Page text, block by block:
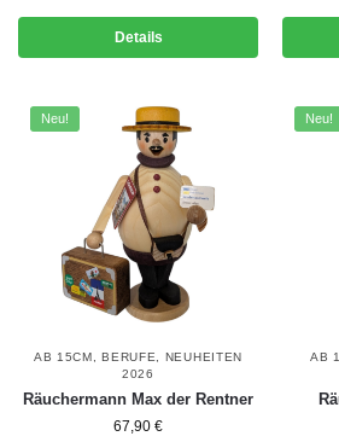
Details
Neu!
AB 15CM ,BERUFE
NEUHEITEN
2026
Räuchermann Max der Rentner
67,90 €
Neu!
AB